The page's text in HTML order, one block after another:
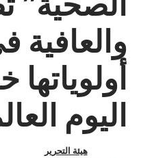
والعافية
اليوم
هيئة التحرير